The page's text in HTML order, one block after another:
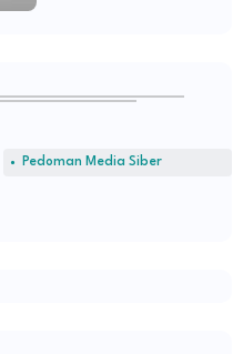
Pedoman Media Siber